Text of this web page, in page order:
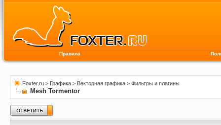
Правила
Foxter.ru > Графика > Векторная графика > Фильтры и плагины
Mesh Tormentor